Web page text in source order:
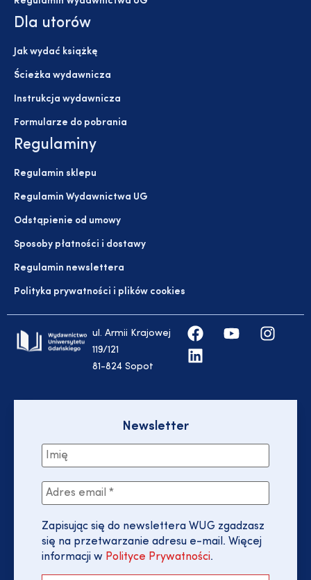
Dla utorów
Jak wydać książkę
Ścieżka wydawnicza
Instrukcja wydawnicza
Formularze do pobrania
Regulaminy
Regulamin sklepu
Regulamin Wydawnictwa UG
Odstąpienie od umowy
Sposoby płatności i dostawy
Regulamin newslettera
Polityka prywatności i plików cookies
ul. Armii Krajowej
119/121
81-824 Sopot
Newsletter
Zapisując się do newslettera WUG zgadzasz
się na przetwarzanie adresu e-mail. Więcej
informacji w Polityce Prywatności.